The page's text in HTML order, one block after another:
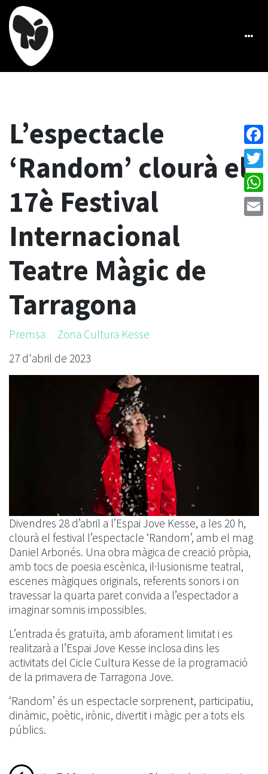
L’espectacle
‘Random’ clourà el
17è Festival
Internacional
Teatre Màgic de
Tarragona
Premsa
Zona Cultura Kesse
27 d'abril de 2023
Divendres 28 d’abril a l’Espai Jove Kesse, a les 20 h,
clourà el festival l’espectacle ‘Random’, amb el mag
Daniel Arbonés. Una obra màgica de creació pròpia,
amb tocs de poesia escènica, il·lusionisme teatral,
escenes màgiques originals, referents sonors i on
travessar la quarta paret convida a l’espectador a
imaginar somnis impossibles.
L’entrada és gratuïta, amb aforament limitat i es
realitzarà a l’Espai Jove Kesse inclosa dins les
activitats del Cicle Cultura Kesse de la programació
de la primavera de Tarragona Jove.
‘Random’ és un espectacle sorprenent, participatiu,
dinàmic, poètic, irònic, divertit i màgic per a tots els
públics.